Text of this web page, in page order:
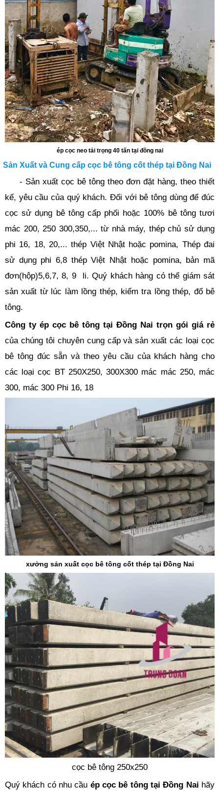
ép cọc neo tải trọng 40 tấn tại đồng nai
Sản Xuất và Cung cấp cọc bê tông cốt thép tại Đồng Nai
- Sản xuất cọc bê tông theo đơn đặt hàng, theo thiết
kế, yêu cầu của quý khách. Đối với bê tông dùng để đúc
cọc sử dụng bê tông cấp phối hoặc 100% bê tông tươi
mác 200, 250 300,350,... từ nhà máy, thép chủ sử dụng
phi 16, 18, 20,... thép Việt Nhật hoặc pomina, Thép đai
sử dụng phi 6,8 thép Việt Nhật hoặc pomina, bản mã
đơn(hộp)5,6,7, 8, 9 li. Quý khách hàng có thể giám sát
sản xuất từ lúc làm lồng thép, kiểm tra lồng thép, đổ bê
tông.
Công ty ép cọc bê tông tại Đồng Nai trọn gói giá rẻ
của chúng tôi chuyên cung cấp và sản xuất các loại cọc
bê tông đúc sẵn và theo yêu cầu của khách hàng cho
các loại cọc BT 250X250, 300X300 mác mác 250, mác
300, mác 300 Phi 16, 18
xưởng sản xuất cọc bê tông cốt thép tại Đồng Nai
cọc bê tông 250x250
Quý khách có nhu cầu ép cọc bê tông tại Đồng Nai hãy